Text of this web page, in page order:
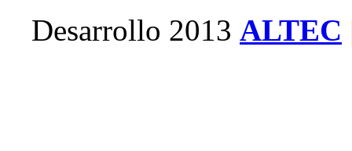
Desarrollo 2013 ALTEC